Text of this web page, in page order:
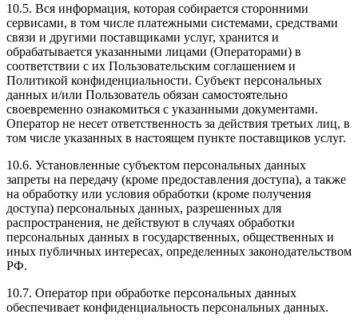
10.5. Вся информация, которая собирается сторонними
сервисами, в том числе платежными системами, средствами
связи и другими поставщиками услуг, хранится и
обрабатывается указанными лицами (Операторами) в
соответствии с их Пользовательским соглашением и
Политикой конфиденциальности. Субъект персональных
данных и/или Пользователь обязан самостоятельно
своевременно ознакомиться с указанными документами.
Оператор не несет ответственность за действия третьих лиц, в
том числе указанных в настоящем пункте поставщиков услуг.
10.6. Установленные субъектом персональных данных
запреты на передачу (кроме предоставления доступа), а также
на обработку или условия обработки (кроме получения
доступа) персональных данных, разрешенных для
распространения, не действуют в случаях обработки
персональных данных в государственных, общественных и
иных публичных интересах, определенных законодательством
РФ.
10.7. Оператор при обработке персональных данных
обеспечивает конфиденциальность персональных данных.